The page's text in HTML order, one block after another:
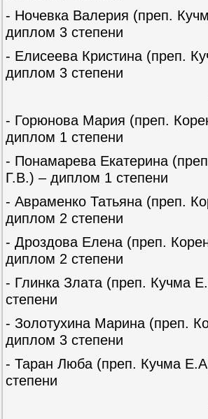
- Ночевка Валерия (преп.
диплом 3 степени
- Елисеева Кристина (преп.
диплом 3 степени
11 – 13
- Горюнова Мария (преп.
диплом 1 степени
- Понамарева Екатерина
Г.В.) – диплом 1 степени
- Авраменко Татьяна (преп.
диплом 2 степени
- Дроздова Елена (преп.
диплом 2 степени
- Глинка Злата (преп. Кучма
степени
- Золотухина Марина (преп.
диплом 3 степени
- Таран Люба (преп. Кучма
степени
14 – 16